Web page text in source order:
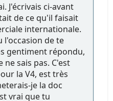
J'écrivais ci-avant
de ce qu'il faisait
internationale.
l'occasion de te
gentiment répondu,
ne sais pas. C'est
la V4, est très
je la doc
vrai que tu